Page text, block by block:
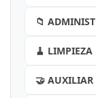
📁
🧹 LIMPIEZA
🤝 AUXILIAR